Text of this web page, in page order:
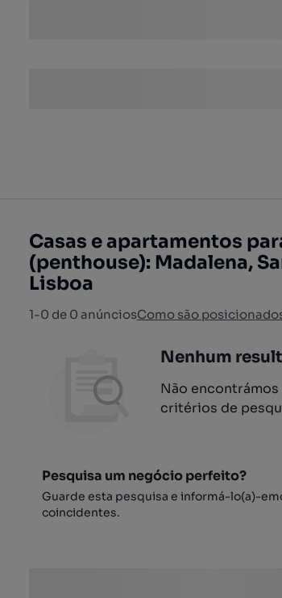
Casas e apartamentos
(penthouse): Madalena,
Lisboa
1-0 de 0 anúnciosComo são
Nenhum
Não
critérios de
Pesquisa um negócio perfeito?
Guarde esta pesquisa e informá-lo(a)-
coincidentes.